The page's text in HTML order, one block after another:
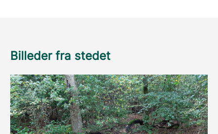
Billeder fra stedet